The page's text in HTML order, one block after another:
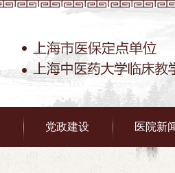
党政建设 医院新